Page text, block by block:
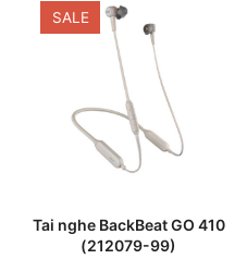
SALE
Tai nghe BackBeat GO 410
(212079-99)